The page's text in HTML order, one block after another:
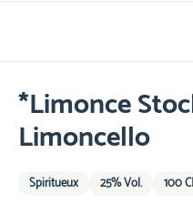
*Limonce
Limoncello
Spiritueux 25% Vol. 100